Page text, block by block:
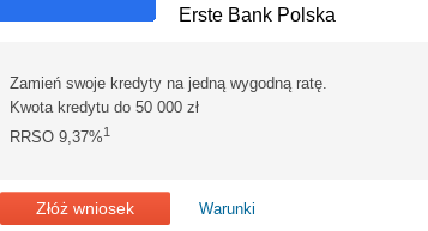
Erste Bank Polska
Zamień swoje kredyty na jedną wygodną ratę.
Kwota kredytu do 50 000 zł
RRSO 9,37%1
Złóż wniosek Warunki